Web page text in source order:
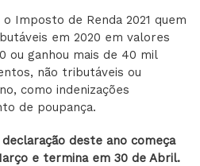
Imposto de Renda 2021 quem
em 2020 em valores
ou ganhou mais de 40 mil
não tributáveis ou
como indenizações
de poupança.
deste ano começa
e termina em 30 de Abril.